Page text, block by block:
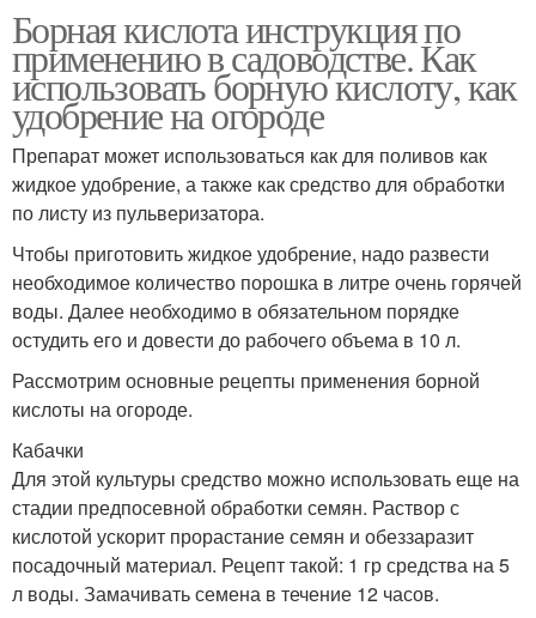
Борная кислота инструкция по
применению в садоводстве. Как
использовать борную кислоту, как
удобрение на огороде
Препарат может использоваться как для поливов как
жидкое удобрение, а также как средство для обработки
по листу из пульверизатора.
Чтобы приготовить жидкое удобрение, надо развести
необходимое количество порошка в литре очень горячей
воды. Далее необходимо в обязательном порядке
остудить его и довести до рабочего объема в 10 л.
Рассмотрим основные рецепты применения борной
кислоты на огороде.
Кабачки
Для этой культуры средство можно использовать еще на
стадии предпосевной обработки семян. Раствор с
кислотой ускорит прорастание семян и обеззаразит
посадочный материал. Рецепт такой: 1 гр средства на 5
л воды. Замачивать семена в течение 12 часов.